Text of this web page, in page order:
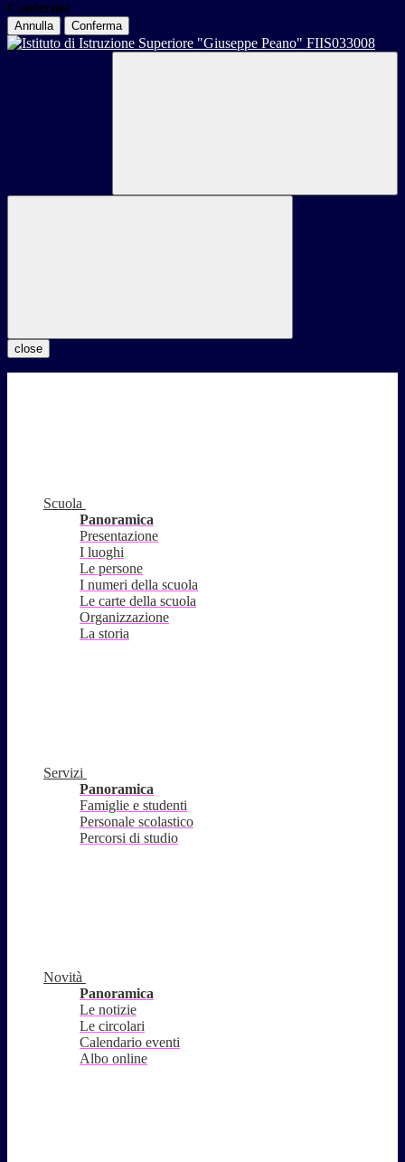
Conferma
Annulla Conferma
close
Scuola
Panoramica
Presentazione
I luoghi
Le persone
I numeri della scuola
Le carte della scuola
Organizzazione
La storia
Servizi
Panoramica
Famiglie e studenti
Personale scolastico
Percorsi di studio
Novità
Panoramica
Le notizie
Le circolari
Calendario eventi
Albo online